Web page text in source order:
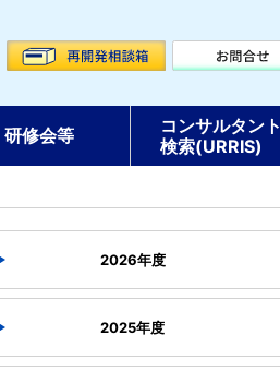
研修会等
コンサルタント
検索(URRIS)
2026年度
2025年度